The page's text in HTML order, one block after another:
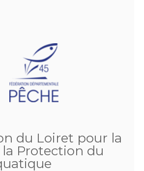
du Loiret pour la
la Protection du